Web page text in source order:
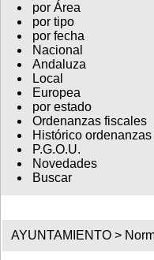
por Área
por tipo
por fecha
Nacional
Andaluza
Local
Europea
por estado
Ordenanzas fiscales
Histórico
P.G.O.U.
Novedades
Buscar
AYUNTAMIENTO >